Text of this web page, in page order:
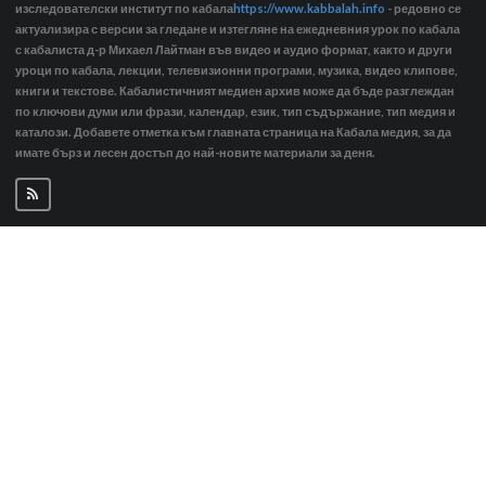
изследователски институт по кабалаhttps://www.kabbalah.info - редовно се
актуализира с версии за гледане и изтегляне на ежедневния урок по кабала
с кабалиста д-р Михаел Лайтман във видео и аудио формат, както и други
уроци по кабала, лекции, телевизионни програми, музика, видео клипове,
книги и текстове. Кабалистичният медиен архив може да бъде разглеждан
по ключови думи или фрази, календар, език, тип съдържание, тип медия и
каталози. Добавете отметка към главната страница на Кабала медия, за да
имате бърз и лесен достъп до най-новите материали за деня.